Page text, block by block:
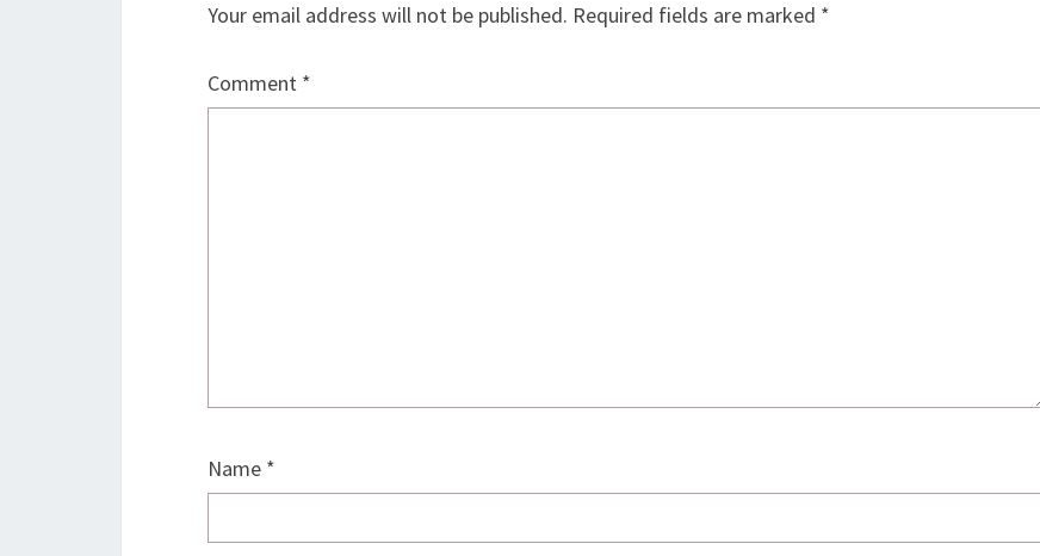
Your email address will not be published. Required fields are marked *
Comment *
Name *